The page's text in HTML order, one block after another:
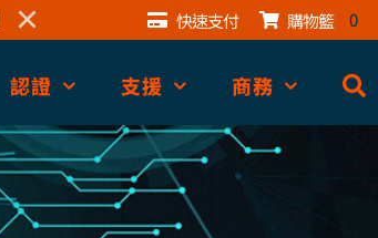
× 快速支付 購物籃 0
認證 支援 商務